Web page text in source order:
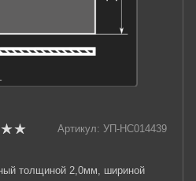
Артикул: УП-НС014439
толщиной 2,0мм, шириной